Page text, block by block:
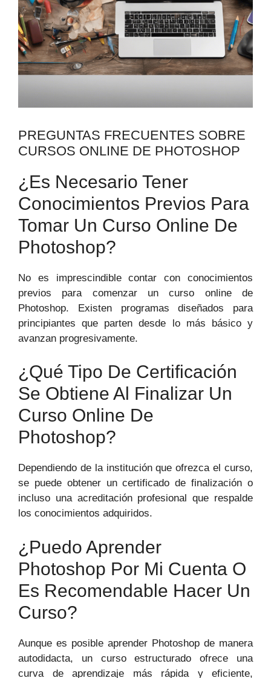
PREGUNTAS FRECUENTES SOBRE
CURSOS ONLINE ‍DE PHOTOSHOP
¿Es Necesario Tener
Conocimientos​ Previos Para
‍tomar ​un Curso Online ⁣de
Photoshop?
No ⁣es imprescindible contar con conocimientos
‍previos para comenzar un curso online de
Photoshop. Existen programas diseñados​ para
⁢principiantes que parten desde lo más básico y
avanzan progresivamente.
¿Qué Tipo De‍ Certificación
‌se Obtiene‍ Al Finalizar Un
Curso Online De‍
Photoshop?
Dependiendo de la institución que ofrezca el curso,
se puede obtener un certificado⁣ de finalización o
incluso‍ una acreditación profesional que respalde
los conocimientos adquiridos.
¿Puedo Aprender
Photoshop Por Mi Cuenta O⁣
Es Recomendable Hacer Un
Curso?
Aunque es posible aprender⁢ Photoshop de manera
autodidacta, un curso estructurado ofrece una
curva⁣ de aprendizaje más rápida y eficiente,